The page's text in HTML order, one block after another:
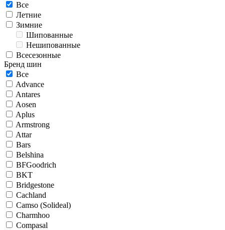
Все
Летние
Зимние
Шипованные
Нешипованные
Всесезонные
Бренд шин
Все
Advance
Antares
Aosen
Aplus
Armstrong
Attar
Bars
Belshina
BFGoodrich
BKT
Bridgestone
Cachland
Camso (Solideal)
Charmhoo
Compasal